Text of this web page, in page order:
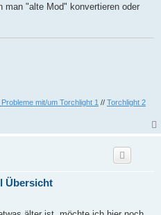
man "alte Mod" konvertieren oder
mit/um Torchlight 1 // Torchlight 2
Übersicht